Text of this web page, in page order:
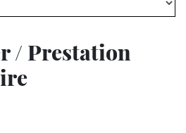
/ Prestation